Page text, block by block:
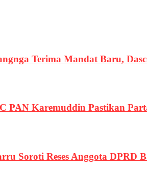
Terima Mandat Baru,
PAN Karemuddin Pastikan
Soroti Reses Anggota DPRD